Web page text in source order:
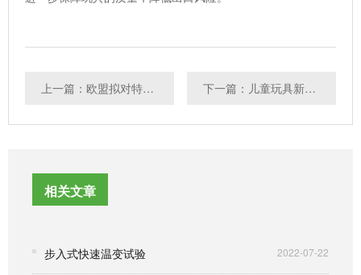
上一篇：欧盟拟对特定玩具增加化学安全的要求 下一篇：儿童玩具新国标出台 含磁铁玩具需加警告语
相关文章
步入式快速温变试验 2022-07-22